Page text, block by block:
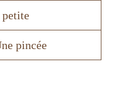
petite
pincée